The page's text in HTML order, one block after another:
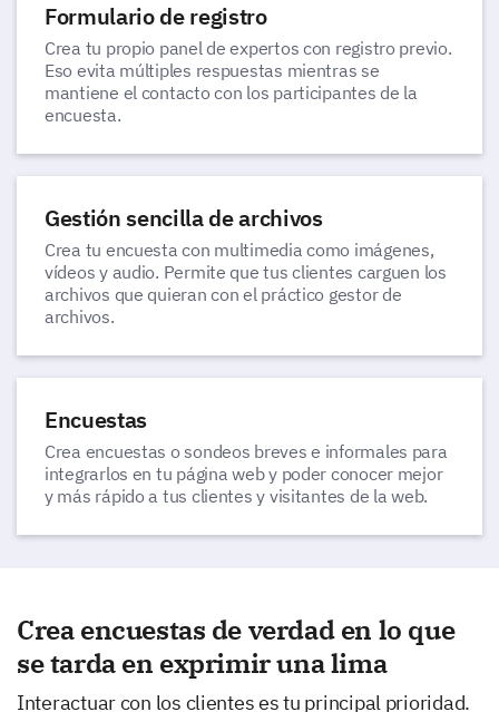
Formulario de registro
Crea tu propio panel de expertos con registro previo.
Eso evita múltiples respuestas mientras se
mantiene el contacto con los participantes de la
encuesta.
Gestión sencilla de archivos
Crea tu encuesta con multimedia como imágenes,
vídeos y audio. Permite que tus clientes carguen los
archivos que quieran con el práctico gestor de
archivos.
Encuestas
Crea encuestas o sondeos breves e informales para
integrarlos en tu página web y poder conocer mejor
y más rápido a tus clientes y visitantes de la web.
Crea encuestas de verdad en lo que
se tarda en exprimir una lima
Interactuar con los clientes es tu principal prioridad.